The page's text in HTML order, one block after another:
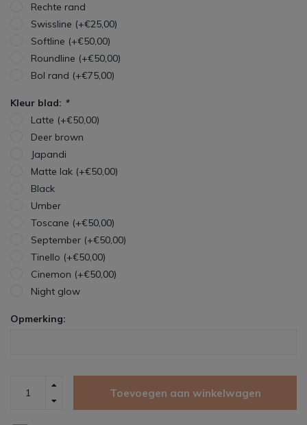
Rechte rand
Swissline (+€25,00)
Softline (+€50,00)
Roundline (+€50,00)
Bol rand (+€75,00)
Kleur blad: *
Latte (+€50,00)
Deer brown
Japandi
Matte lak (+€50,00)
Black
Umber
Toscane (+€50,00)
September (+€50,00)
Tinello (+€50,00)
Cinemon (+€50,00)
Night glow
Opmerking:
Toevoegen aan winkelwagen